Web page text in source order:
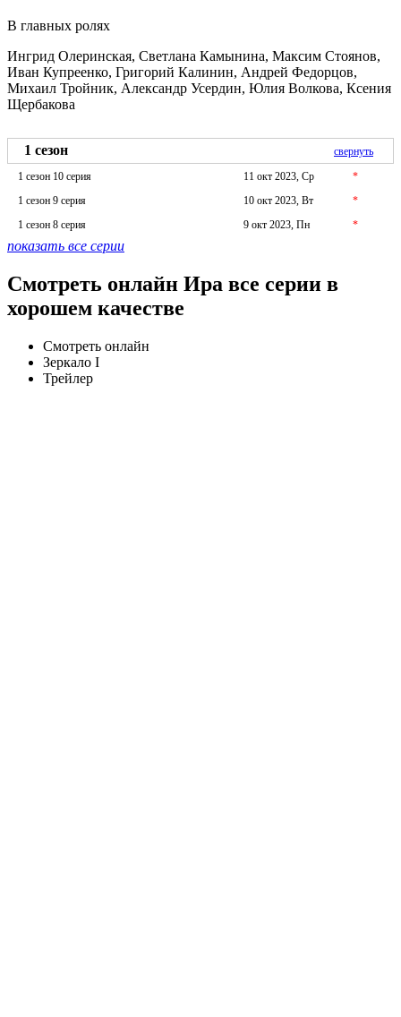
В главных ролях
Ингрид Олеринская, Светлана Камынина, Максим Стоянов,
Иван Купреенко, Григорий Калинин, Андрей Федорцов,
Михаил Тройник, Александр Усердин, Юлия Волкова, Ксения
Щербакова
1 сезон
свернуть
1 сезон 10 серия
11 окт 2023, Ср
*
1 сезон 9 серия
10 окт 2023, Вт
*
1 сезон 8 серия
9 окт 2023, Пн *
показать все серии
Смотреть онлайн Ира все серии в
хорошем качестве
Смотреть онлайн
Зеркало I
Трейлер